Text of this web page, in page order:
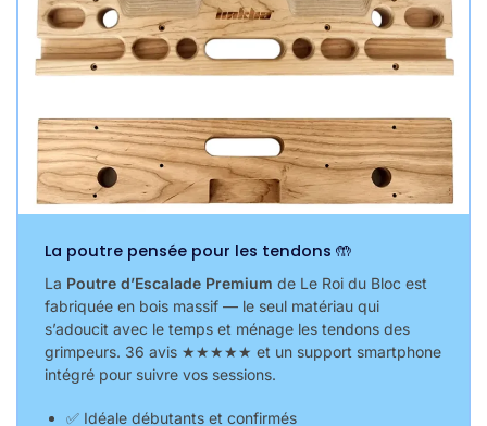
La poutre pensée pour les tendons 🤲
La Poutre d’Escalade Premium de Le Roi du Bloc est
fabriquée en bois massif — le seul matériau qui
s’adoucit avec le temps et ménage les tendons des
grimpeurs. 36 avis ★★★★★ et un support smartphone
intégré pour suivre vos sessions.
✅ Idéale débutants et confirmés